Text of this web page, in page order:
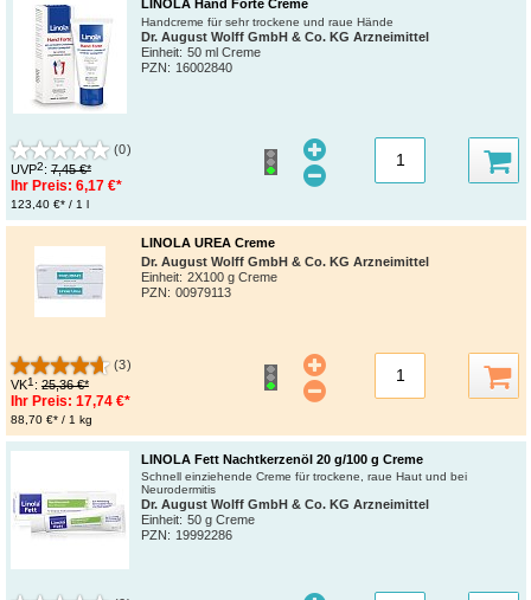
LINOLA Hand Forte Creme
Handcreme für sehr trockene und raue Hände
Dr. August Wolff GmbH & Co. KG Arzneimittel
Einheit: 50 ml Creme
PZN: 16002840
(0)
UVP2: 7,45 €*
Ihr Preis: 6,17 €*
123,40 €* / 1 l
LINOLA UREA Creme
Dr. August Wolff GmbH & Co. KG Arzneimittel
Einheit: 2X100 g Creme
PZN: 00979113
(3)
VK1: 25,36 €*
Ihr Preis: 17,74 €*
88,70 €* / 1 kg
LINOLA Fett Nachtkerzenöl 20 g/100 g Creme
Schnell einziehende Creme für trockene, raue Haut und bei
Neurodermitis
Dr. August Wolff GmbH & Co. KG Arzneimittel
Einheit: 50 g Creme
PZN: 19992286